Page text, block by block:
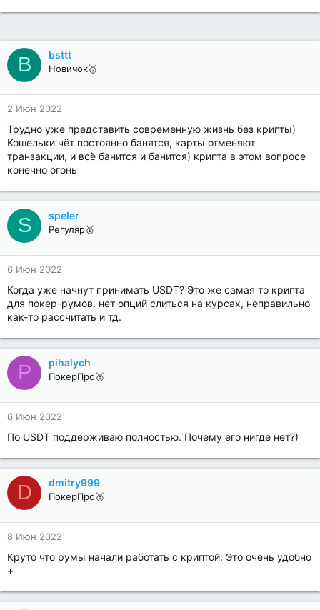
B bsttt
Новичок🥉
2 Июн 2022
Трудно уже представить современную жизнь без крипты)
Кошельки чёт постоянно банятся, карты отменяют
транзакции, и всё банится и банится) крипта в этом вопросе
конечно огонь
S speler
Регуляр🥇
6 Июн 2022
Когда уже начнут принимать USDT? Это же самая то крипта
для покер-румов. нет опций слиться на курсах, неправильно
как-то рассчитать и тд.
P pihalych
ПокерПро🥈
6 Июн 2022
По USDT поддерживаю полностью. Почему его нигде нет?)
D dmitry999
ПокерПро🥈
8 Июн 2022
Круто что румы начали работать с криптой. Это очень удобно
+